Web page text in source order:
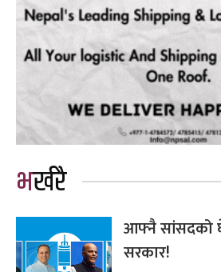
भर्खरै
आफ्नै सांसदको
सरकार!